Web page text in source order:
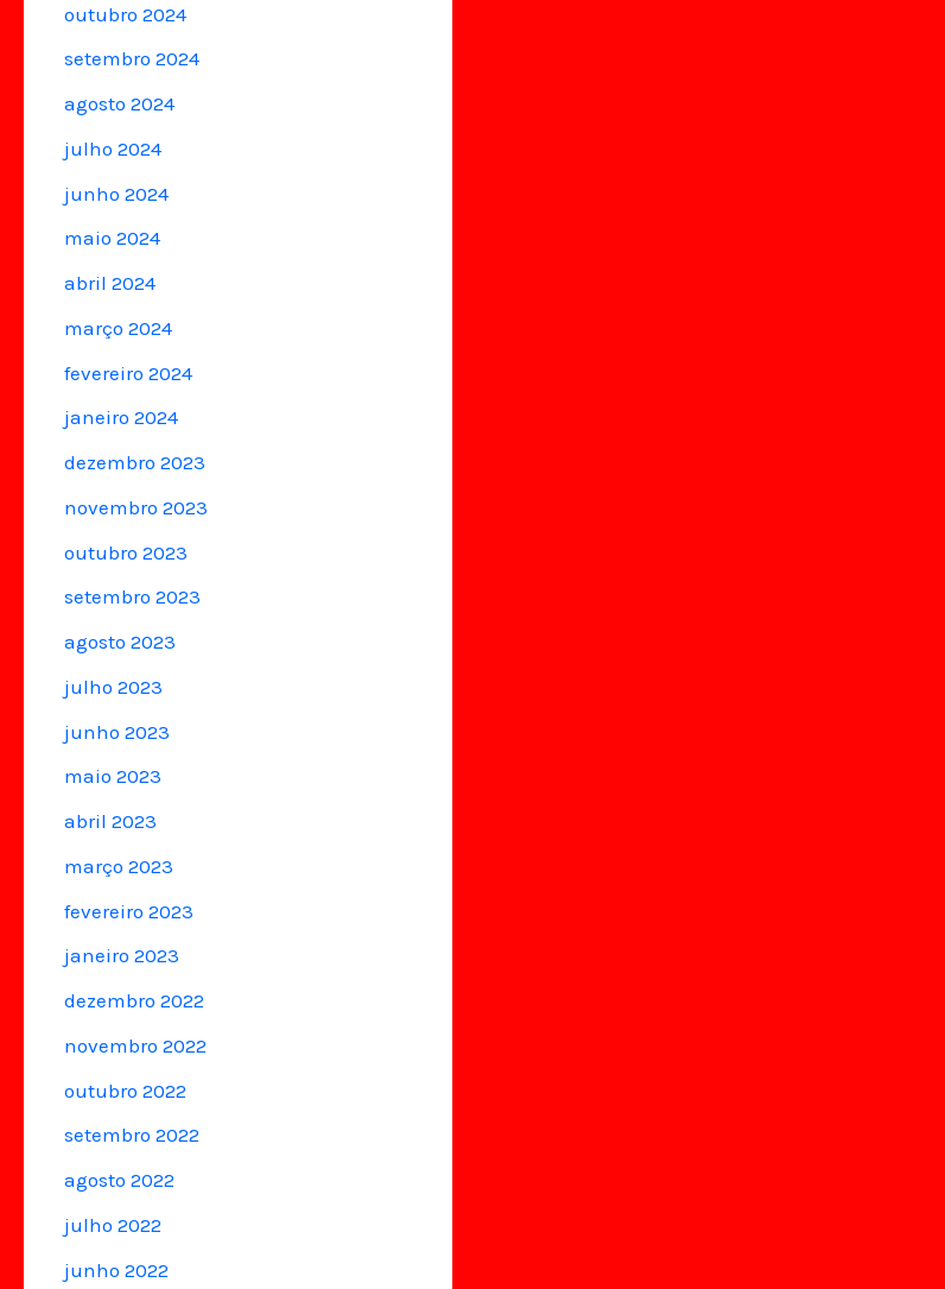
outubro 2024
setembro 2024
agosto 2024
julho 2024
junho 2024
maio 2024
abril 2024
março 2024
fevereiro 2024
janeiro 2024
dezembro 2023
novembro 2023
outubro 2023
setembro 2023
agosto 2023
julho 2023
junho 2023
maio 2023
abril 2023
março 2023
fevereiro 2023
janeiro 2023
dezembro 2022
novembro 2022
outubro 2022
setembro 2022
agosto 2022
julho 2022
junho 2022